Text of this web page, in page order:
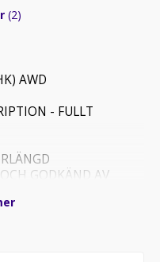
(2)
AWD
- FULLT
GODKÄND AV